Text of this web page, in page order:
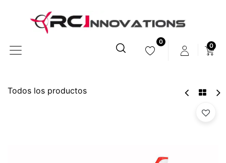
0
0
Todos los productos